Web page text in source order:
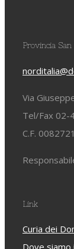
Provincia
Via
Tel/Fax 02-
C.F.
Link
Curia dei
Dove siamo